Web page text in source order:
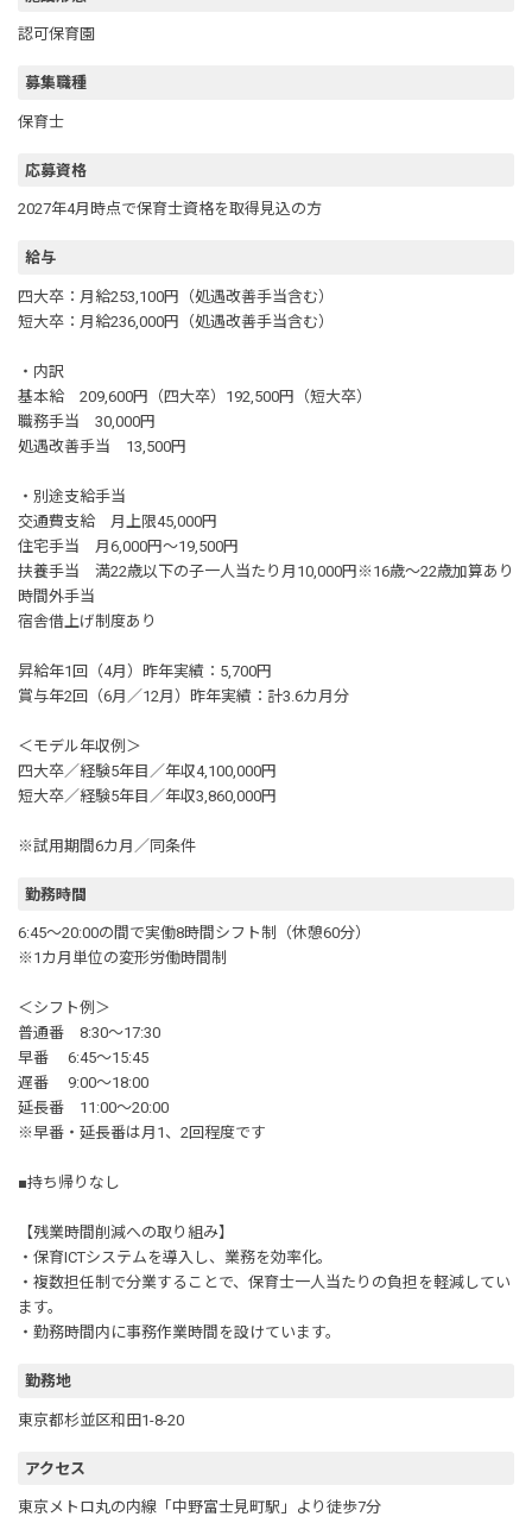
認可保育園
募集職種
保育士
応募資格
2027年4月時点で保育士資格を取得見込の方
給与
四大卒：月給253,100円（処遇改善手当含む）
短大卒：月給236,000円（処遇改善手当含む）
・内訳
基本給 209,600円（四大卒）192,500円（短大卒）
職務手当 30,000円
処遇改善手当 13,500円
・別途支給手当
交通費支給 月上限45,000円
住宅手当 月6,000円～19,500円
扶養手当 満22歳以下の子一人当たり月10,000円※16歳～22歳加算あり
時間外手当
宿舎借上げ制度あり
昇給年1回（4月）昨年実績：5,700円
賞与年2回（6月／12月）昨年実績：計3.6カ月分
＜モデル年収例＞
四大卒／経験5年目／年収4,100,000円
短大卒／経験5年目／年収3,860,000円
※試用期間6カ月／同条件
勤務時間
6:45～20:00の間で実働8時間シフト制（休憩60分）
※1カ月単位の変形労働時間制
＜シフト例＞
普通番 8:30～17:30
早番 6:45～15:45
遅番 9:00～18:00
延長番 11:00～20:00
※早番・延長番は月1、2回程度です
■持ち帰りなし
【残業時間削減への取り組み】
・保育ICTシステムを導入し、業務を効率化。
・複数担任制で分業することで、保育士一人当たりの負担を軽減してい
ます。
・勤務時間内に事務作業時間を設けています。
勤務地
東京都杉並区和田1-8-20
アクセス
東京メトロ丸の内線「中野富士見町駅」より徒歩7分